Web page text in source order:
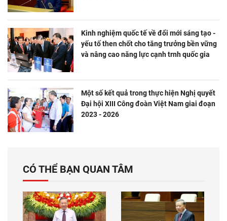
Kinh nghiệm quốc tế về đổi mới sáng tạo -
yếu tố then chốt cho tăng trưởng bền vững
và nâng cao năng lực cạnh trnh quốc gia
Một số kết quả trong thực hiện Nghị quyết
Đại hội XIII Công đoàn Việt Nam giai đoạn
2023 - 2026
CÓ THỂ BẠN QUAN TÂM